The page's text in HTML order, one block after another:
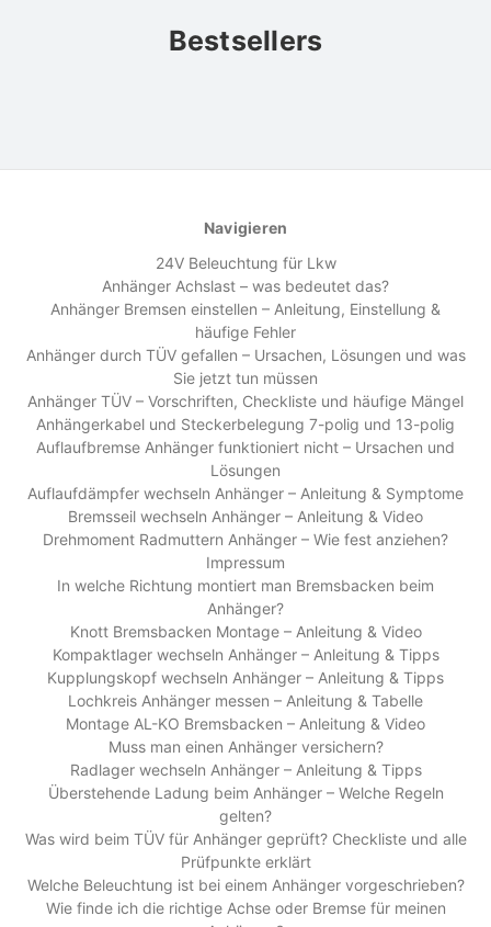
Bestsellers
Navigieren
24V Beleuchtung für Lkw
Anhänger Achslast – was bedeutet das?
Anhänger Bremsen einstellen – Anleitung, Einstellung &
häufige Fehler
Anhänger durch TÜV gefallen – Ursachen, Lösungen und was
Sie jetzt tun müssen
Anhänger TÜV – Vorschriften, Checkliste und häufige Mängel
Anhängerkabel und Steckerbelegung 7-polig und 13-polig
Auflaufbremse Anhänger funktioniert nicht – Ursachen und
Lösungen
Auflaufdämpfer wechseln Anhänger – Anleitung & Symptome
Bremsseil wechseln Anhänger – Anleitung & Video
Drehmoment Radmuttern Anhänger – Wie fest anziehen?
Impressum
In welche Richtung montiert man Bremsbacken beim
Anhänger?
Knott Bremsbacken Montage – Anleitung & Video
Kompaktlager wechseln Anhänger – Anleitung & Tipps
Kupplungskopf wechseln Anhänger – Anleitung & Tipps
Lochkreis Anhänger messen – Anleitung & Tabelle
Montage AL-KO Bremsbacken – Anleitung & Video
Muss man einen Anhänger versichern?
Radlager wechseln Anhänger – Anleitung & Tipps
Überstehende Ladung beim Anhänger – Welche Regeln
gelten?
Was wird beim TÜV für Anhänger geprüft? Checkliste und alle
Prüfpunkte erklärt
Welche Beleuchtung ist bei einem Anhänger vorgeschrieben?
Wie finde ich die richtige Achse oder Bremse für meinen